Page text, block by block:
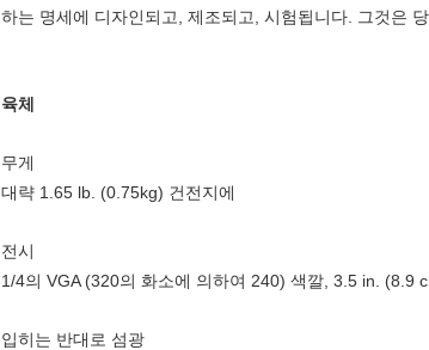
하는 명세에 디자인되고, 제조되고, 시험됩니다. 그것은
육체
무게
대략 1.65 lb. (0.75kg) 건전지에
전시
1/4의 VGA (320의 화소에 의하여 240) 색깔, 3.5 in. (8.9
입히는 반대로 섬광